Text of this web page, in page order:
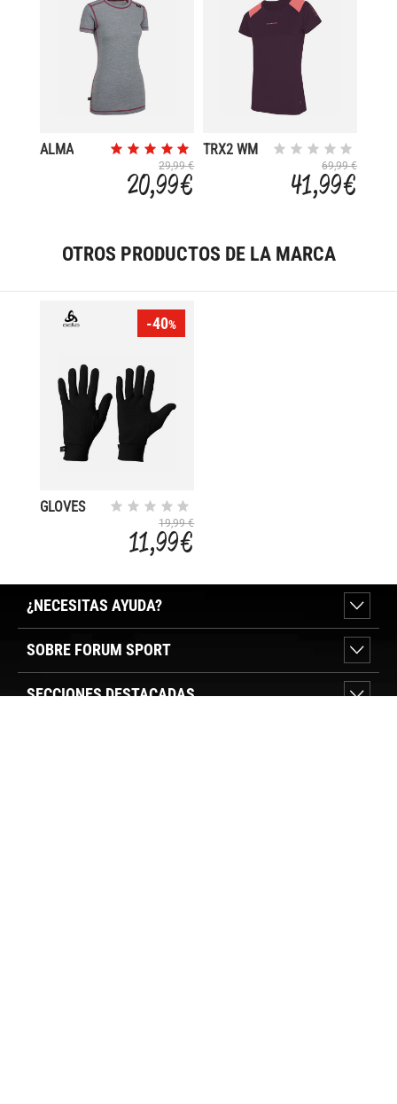
ALMA
29,99 €
20,99 €
TRX2 WM
69,99 €
41,99 €
OTROS PRODUCTOS DE LA MARCA
-40%
GLOVES
19,99 €
11,99 €
¿NECESITAS AYUDA?
SOBRE FORUM SPORT
SECCIONES DESTACADAS